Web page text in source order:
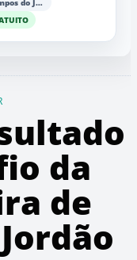
Campos do Jordão
da
de